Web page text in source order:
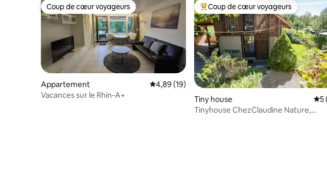
Coup de cœur voyageurs
Coup de cœur voyageurs
Appartement Évaluation moyenne sur la base de 19
4,89 (19)
Vacances sur le Rhin-A+
Coups de cœur voyageurs les plus
Coup de cœur voyageurs
Tiny house
5
Tinyhouse ChezClaudine Nature,